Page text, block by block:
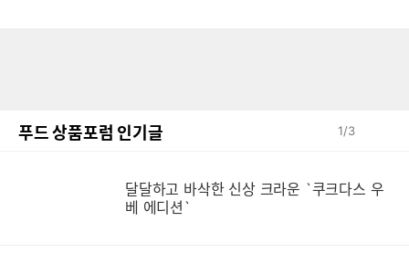
푸드 상품포럼 인기글 1/3
달달하고 바삭한 신상 크라운 `쿠크다스 우
베 에디션`